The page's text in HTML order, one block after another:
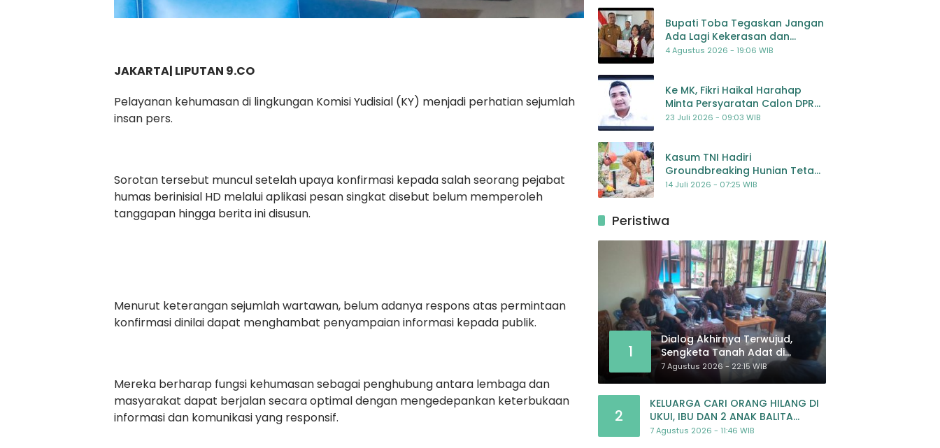
JAKARTA| LIPUTAN 9.CO
Pelayanan kehumasan di lingkungan Komisi Yudisial (KY) menjadi perhatian sejumlah
insan pers.
Sorotan tersebut muncul setelah upaya konfirmasi kepada salah seorang pejabat
humas berinisial HD melalui aplikasi pesan singkat disebut belum memperoleh
tanggapan hingga berita ini disusun.
Menurut keterangan sejumlah wartawan, belum adanya respons atas permintaan
konfirmasi dinilai dapat menghambat penyampaian informasi kepada publik.
Mereka berharap fungsi kehumasan sebagai penghubung antara lembaga dan
masyarakat dapat berjalan secara optimal dengan mengedepankan keterbukaan
informasi dan komunikasi yang responsif.
Bupati Toba Tegaskan Jangan
Ada Lagi Kekerasan dan
Bullying Terhadap Anak,
4 Agustus 2026 - 19:06 WIB
Ke MK, Fikri Haikal Harahap
Minta Persyaratan Calon DPR
Dilengkapi Penilaian
23 Juli 2026 - 09:03 WIB
Kasum TNI Hadiri
Groundbreaking Hunian Tetap
Pascabencana di
14 Juli 2026 - 07:25 WIB
Peristiwa
1
Dialog Akhirnya Terwujud,
Sengketa Tanah Adat di
Lingkar Proyek Strategis
Nasional Memasuki Babak
7 Agustus 2026 - 22:15 WIB
2
KELUARGA CARI ORANG HILANG DI
UKUI, IBU DAN 2 ANAK BALITA
BELUM PULANG SEJAK 20 JULI 2026
7 Agustus 2026 - 11:46 WIB